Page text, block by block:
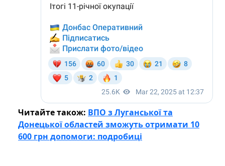
Читайте також: ВПО з Луганської та
Донецької областей зможуть отримати 10
600 грн допомоги: подробиці